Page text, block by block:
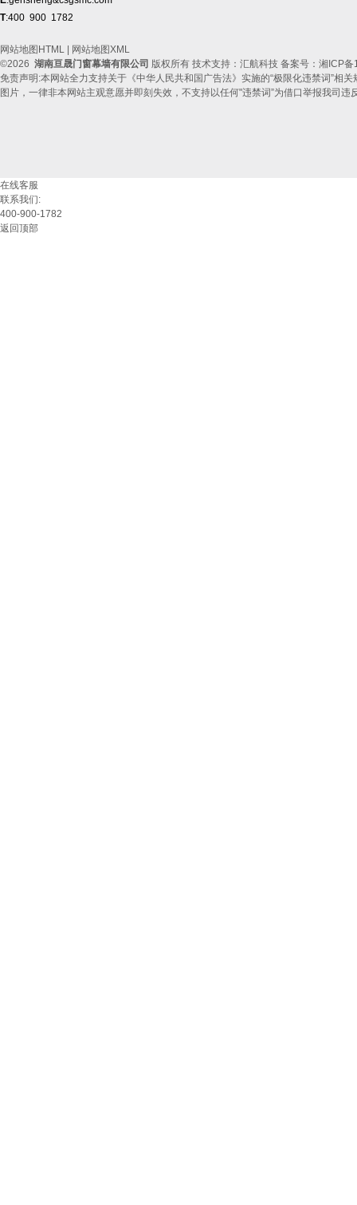
T:400 900 1782
网站地图HTML | 网站地图XML
©2026 湖南亘晟门窗幕墙有限公司 版权所有 技术支持：汇航科技 备案号： 湘ICP备
免责声明:本网站全力支持关于《中华人民共和国广告法》实施的“极限化违禁词”相
图片，一律非本网站主观意愿并即刻失效，不支持以任何"违禁词”为借口举报我司
在线客服
联系我们:
400-900-1782
返回顶部